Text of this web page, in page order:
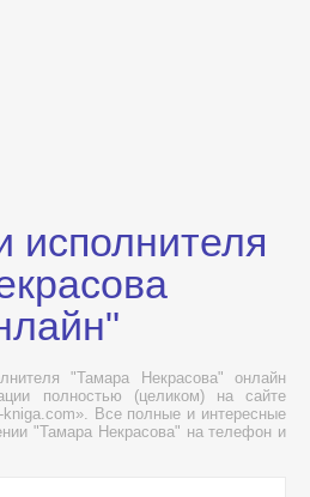
исполнителя
"Тамара Некрасова" онлайн
полностью (целиком) на сайте
kniga.com». Все полные и интересные
"Тамара Некрасова" на телефон и